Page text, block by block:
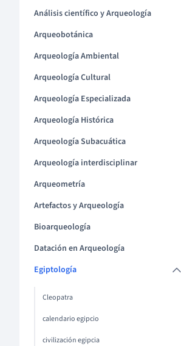
Análisis científico y Arqueología
Arqueobotánica
Arqueología Ambiental
Arqueología Cultural
Arqueología Especializada
Arqueología Histórica
Arqueología Subacuática
Arqueología interdisciplinar
Arqueometría
Artefactos y Arqueología
Bioarqueología
Datación en Arqueología
Egiptología
Cleopatra
calendario egipcio
civilización egipcia